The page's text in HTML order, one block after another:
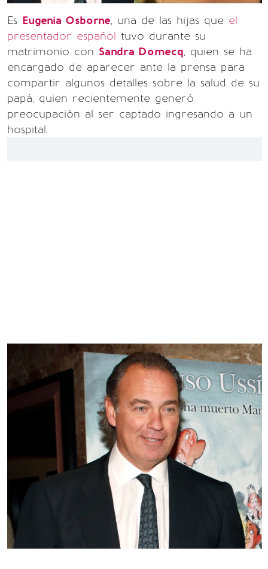
Es Eugenia Osborne, una de las hijas que el
presentador español tuvo durante su
matrimonio con Sandra Domecq, quien se ha
encargado de aparecer ante la prensa para
compartir algunos detalles sobre la salud de su
papá, quien recientemente generó
preocupación al ser captado ingresando a un
hospital.